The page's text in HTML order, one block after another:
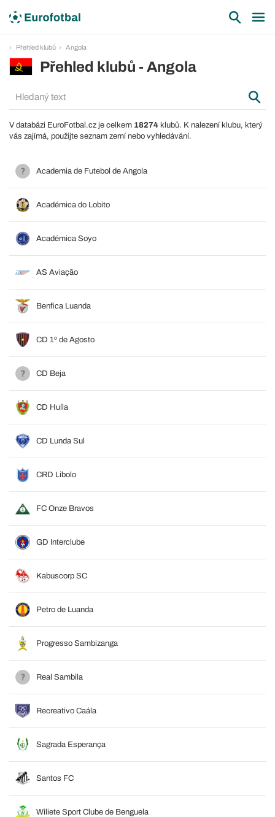
Přehled klubů Angola
Přehled klubů - Angola
V databázi EuroFotbal.cz je celkem 18274 klubů. K nalezení klubu, který
vás zajímá, použijte seznam zemí nebo vyhledávání.
Academia de Futebol de Angola
Académica do Lobito
Académica Soyo
AS Aviação
Benfica Luanda
CD 1º de Agosto
CD Beja
CD Huíla
CD Lunda Sul
CRD Libolo
FC Onze Bravos
GD Interclube
Kabuscorp SC
Petro de Luanda
Progresso Sambizanga
Real Sambila
Recreativo Caála
Sagrada Esperança
Santos FC
Wiliete Sport Clube de Benguela